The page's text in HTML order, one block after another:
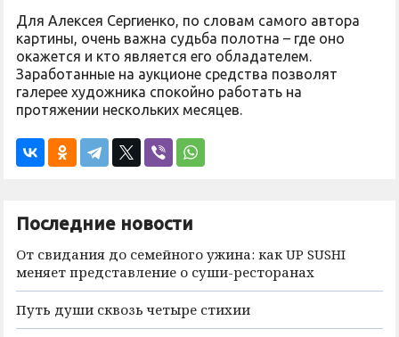
Для Алексея Сергиенко, по словам самого автора
картины, очень важна судьба полотна – где оно
окажется и кто является его обладателем.
Заработанные на аукционе средства позволят
галерее художника спокойно работать на
протяжении нескольких месяцев.
Последние новости
От свидания до семейного ужина: как UP SUSHI
меняет представление о суши-ресторанах
Путь души сквозь четыре стихии